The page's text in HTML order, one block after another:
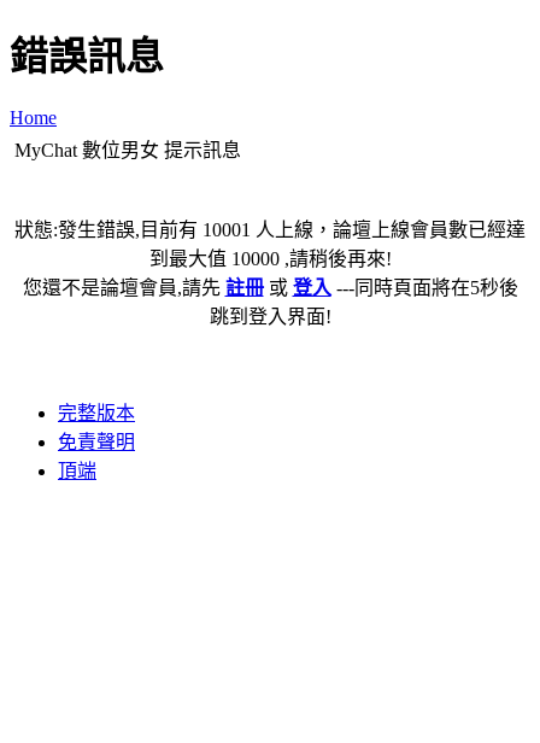
錯誤訊息
Home
MyChat 數位男女 提示訊息
狀態:發生錯誤,目前有 10001 人上線，論壇上線會員數已經達
到最大值 10000 ,請稍後再來!
您還不是論壇會員,請先 註冊或 登入 ---同時頁面將在5秒後
跳到登入界面!
完整版本
免責聲明
頂端